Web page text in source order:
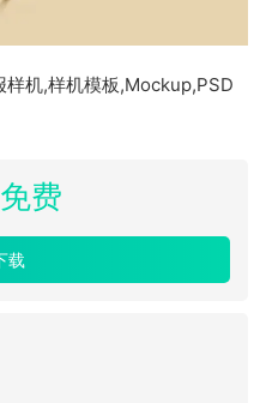
样机,样机模板,Mockup,PSD
免费
载